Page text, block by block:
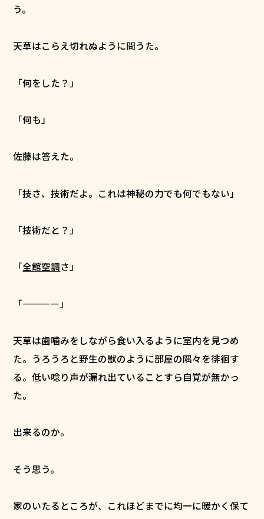
う。
天草はこらえ切れぬように問うた。
「何をした？」
「何も」
佐藤は答えた。
「技さ、技術だよ。これは神秘の力でも何でもない」
「技術だと？」
「全館空調さ」
「――――」
天草は歯噛みをしながら食い入るように室内を見つめ
た。うろうろと野生の獣のように部屋の隅々を徘徊す
る。低い唸り声が漏れ出ていることすら自覚が無かっ
た。
出来るのか。
そう思う。
家のいたるところが、これほどまでに均一に暖かく保て